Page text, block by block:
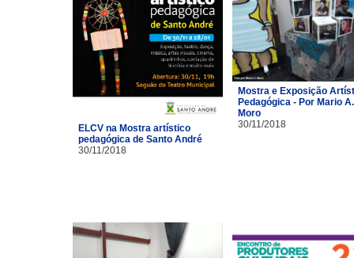
ELCV na Mostra artístico
pedagógica de Santo André
30/11/2018
Mostra e Exposição
Pedagógica - Por Mario A.
Moro
30/11/2018